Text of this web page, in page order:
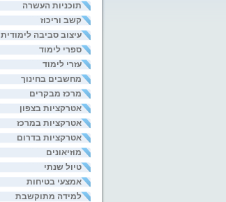
תוכניות העשרה
קשב וריכוז
עיצוב סביבה לימודית
ספרי לימוד
עזרי לימוד
מחשבים בחינוך
מרכז מבקרים
אטרקציות בצפון
אטרקציות במרכז
אטרקציות בדרום
מוזיאונים
טיול שנתי
אמצעי בטיחות
למידה מתוקשבת